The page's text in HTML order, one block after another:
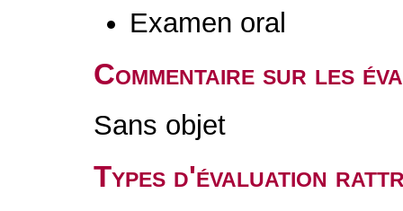
Examen oral
Commentaire sur les
Sans objet
Types d'évaluation